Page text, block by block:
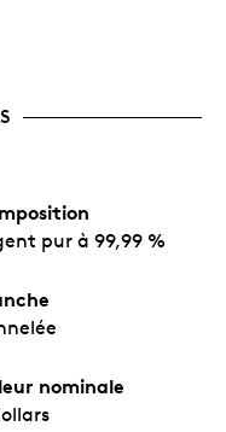
pur à 99,99 %
nominale